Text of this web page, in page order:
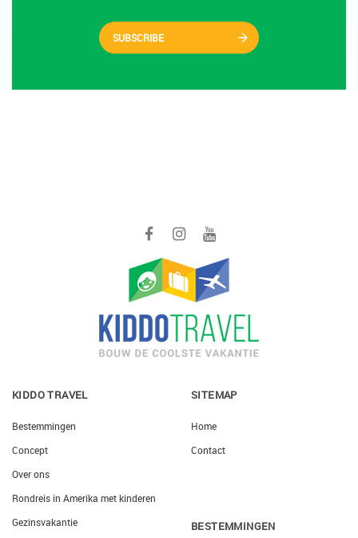
SUBSCRIBE
KIDDO TRAVEL
Bestemmingen
Concept
Over ons
Rondreis in Amerika met kinderen
Gezinsvakantie
SITEMAP
Home
Contact
BESTEMMINGEN